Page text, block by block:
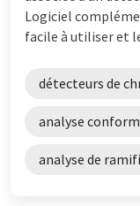
Logiciel
facile à utiliser et
détecteurs de
analyse
analyse de